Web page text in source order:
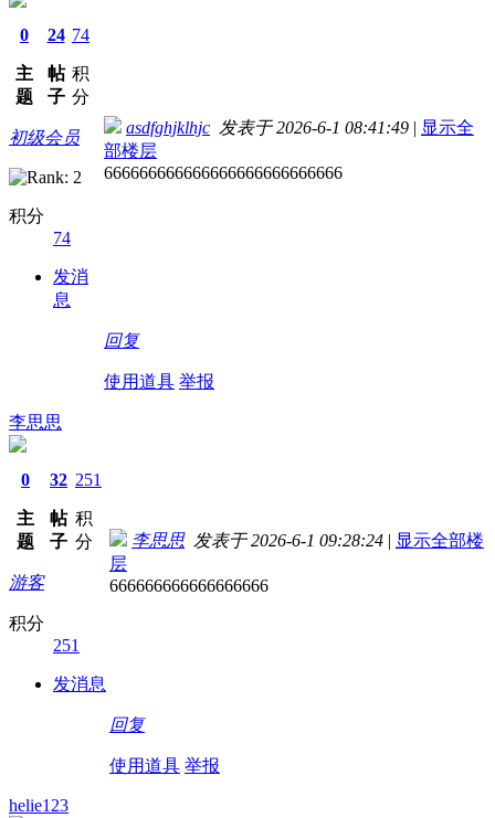
0
主
题
24
帖
子
74
积
分
初级会员
积分
74
发消
息
asdfghjklhjc 发表于 2026-6-1 08:41:49 | 显示全
部楼层
666666666666666666666666666
回复
使用道具 举报
李思思
0
主
题
32
帖
子
251
积
分
游客
积分
251
发消息
李思思发表于 2026-6-1 09:28:24 | 显示全部楼
层
666666666666666666
回复
使用道具 举报
helie123